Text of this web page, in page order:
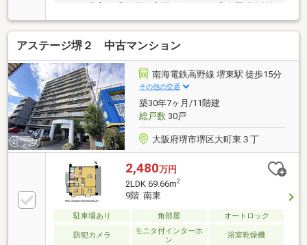
ペース豊富！ ◎便利な宅配ボックス！ ◎食器洗浄乾燥
機付きのカウンターキッチン！
アステージ堺２ 中古マンション
南海電鉄高野線 堺東駅 徒歩15分
その他の交通
築30年7ヶ月/11階建
総戸数30戸
大阪府堺市堺区大町東３丁
2,480万円
2LDK 69.66m2
9階 南東
駐車場あり 角部屋 オートロック
防犯カメラ
モニタ付インターホ
ン
浴室乾燥機